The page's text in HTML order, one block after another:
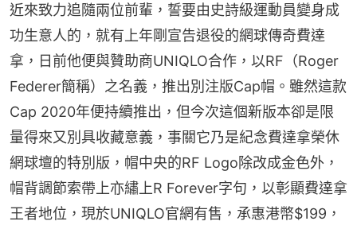
近來致力追隨兩位前輩，誓要由史詩級運動員變身成
功生意人的，就有上年剛宣告退役的網球傳奇費達
拿，日前他便與贊助商UNIQLO合作，以RF（Roger
Federer簡稱）之名義，推出別注版Cap帽。雖然這款
Cap 2020年便持續推出，但今次這個新版本卻是限
量得來又別具收藏意義，事關它乃是紀念費達拿榮休
網球壇的特別版，帽中央的RF Logo除改成金色外，
帽背調節索帶上亦繡上R Forever字句，以彰顯費達拿
王者地位，現於UNIQLO官網有售，承惠港幣$199，